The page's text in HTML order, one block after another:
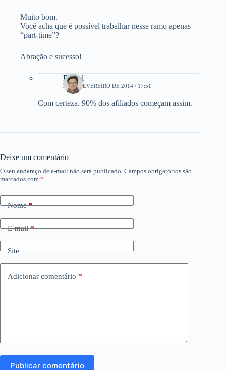
Muito bom.
Você acha que é possível trabalhar nesse ramo apenas
“part-time”?
Abração e sucesso!
Rafael
27 DE FEVEREIRO DE 2014 / 17:51
Com certeza. 90% dos afiliados começam assim.
Deixe um comentário
O seu endereço de e-mail não será publicado. Campos obrigatórios são
marcados com *
Nome*
E-mail*
Site
Adicionar comentário *
Publicar comentário